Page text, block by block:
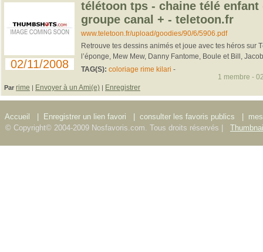
02/11/2008
télétoon tps - chaine télé enfant
groupe canal + - teletoon.fr
www.teletoon.fr/upload/goodies/90/6/5906.pdf
Retrouve tes dessins animés et joue avec tes héros sur
l’éponge, Mew Mew, Danny Fantome, Boule et Bill,
TAG(S): coloriage rime kilari -
Par rime | Envoyer à un Ami(e) | Enregistrer
1 membre -
Accueil Enregistrer un lien favori consulter les favoris publics
© Copyright© 2004-2009 Nosfavoris.com. Tous droits réservés |